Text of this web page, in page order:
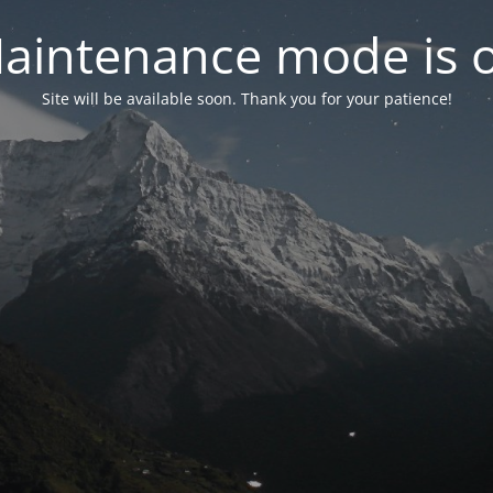
mode is
Site will be available soon. Thank you for your patience!